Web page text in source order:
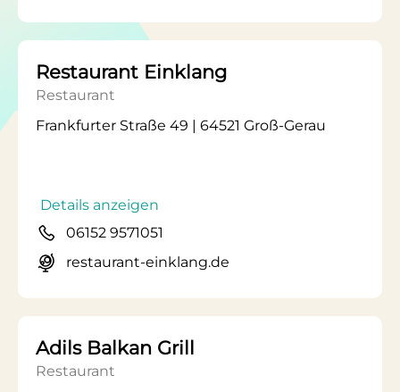
Restaurant Einklang
Restaurant
Frankfurter Straße 49 | 64521 Groß-Gerau
Details anzeigen
06152 9571051
restaurant-einklang.de
Adils Balkan Grill
Restaurant